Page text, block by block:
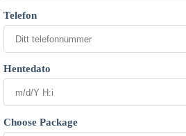
Telefon
Hentedato
Choose Package